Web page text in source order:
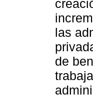
las
de